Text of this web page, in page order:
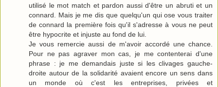
utilisé le mot match et pardon aussi d'être un abruti et un
connard. Mais je me dis que quelqu'un qui ose vous traiter
de connard la première fois qu'il s'adresse à vous ne peut
être hypocrite et injuste au fond de lui.
Je vous remercie aussi de m'avoir accordé une chance.
Pour ne pas agraver mon cas, je me contenterai d'une
phrase : je me demandais juste si les clivages gauche-
droite autour de la solidarité avaient encore un sens dans
un monde où c'est les entreprises, privées et